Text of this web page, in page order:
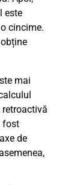
este
cincime.
mai
fost
de